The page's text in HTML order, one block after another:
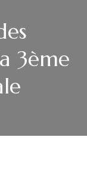
3ème